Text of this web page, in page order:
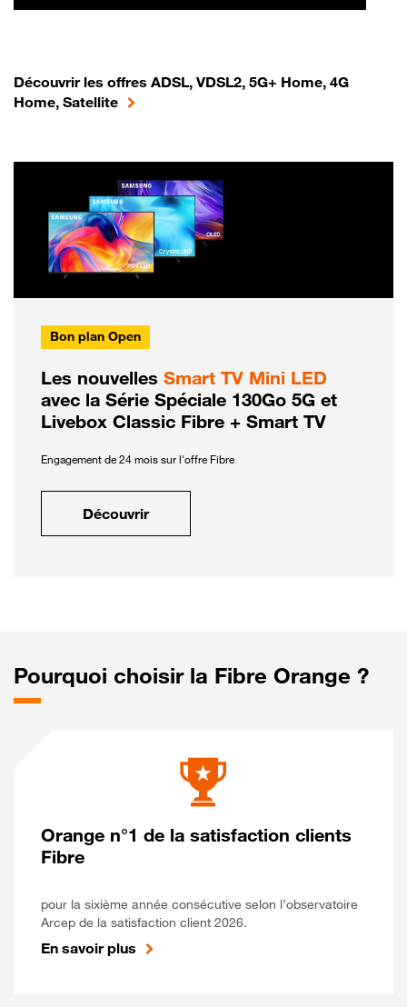
Découvrir les offres ADSL, VDSL2, 5G+ Home, 4G
Home, Satellite
Bon plan Open
Les nouvelles Smart TV Mini LED
avec la Série Spéciale 130Go 5G et
Livebox Classic Fibre + Smart TV
Engagement de 24 mois sur l'offre Fibre
Découvrir
Pourquoi choisir la Fibre Orange ?
Orange n°1 de la satisfaction clients
Fibre
pour la sixième année consécutive selon l’observatoire
Arcep de la satisfaction client 2026.
En savoir plus